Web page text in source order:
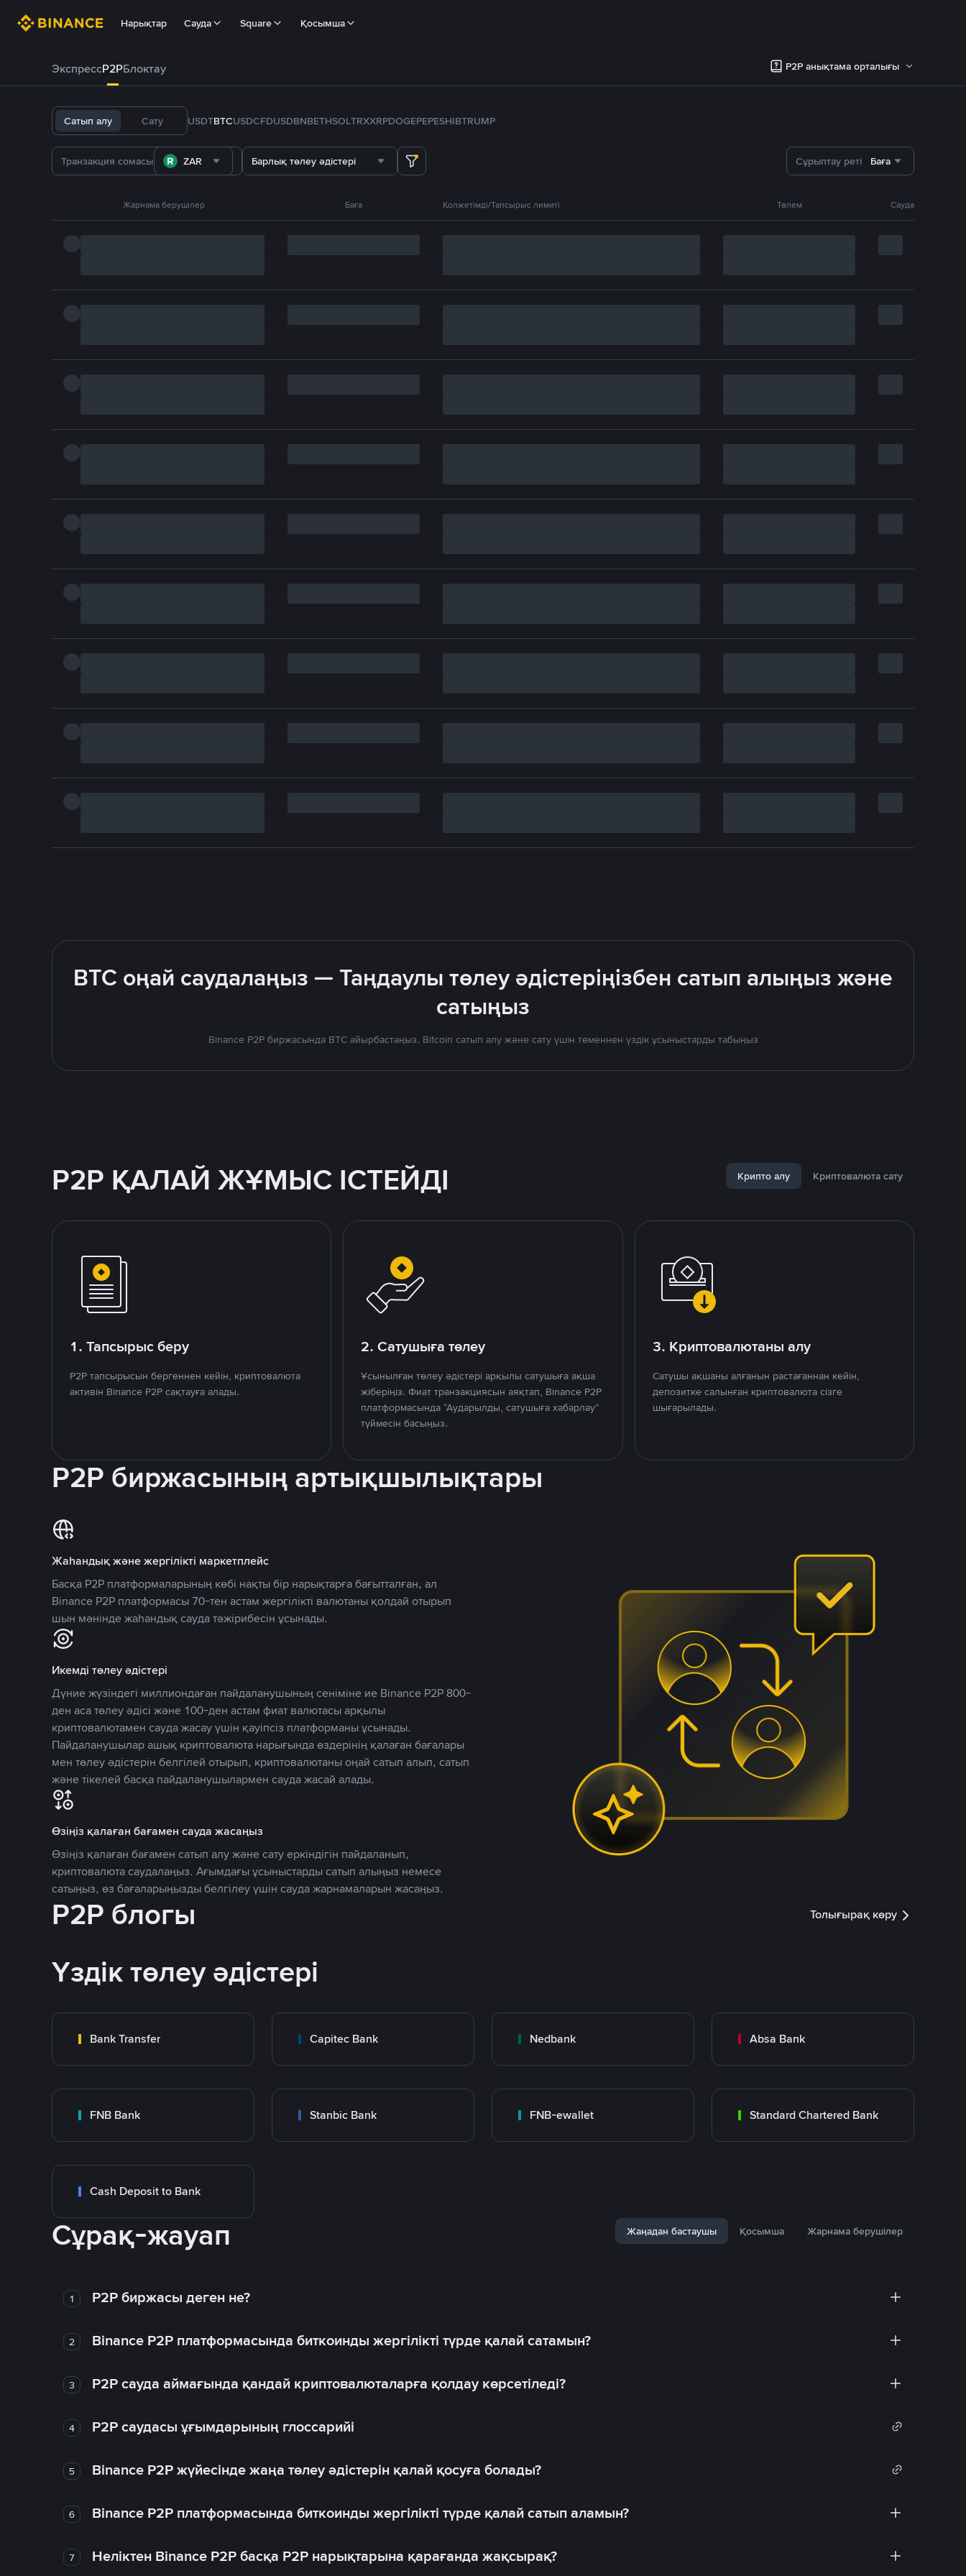
Нарықтар Сауда Square Қосымша
ЭкспрессP2PБлоктау P2P анықтама орталығы
Сатып алу Сату USDTBTCUSDCFDUSDBNBETHSOLTRXXRPDOGEPEPESHIBTRUMP
ZAR Барлық төлеу әдістері Сұрыптау реті Баға
Жарнама берушілер Баға Қолжетімді/Тапсырыс лимиті Төлем Сауда
BTC оңай саудалаңыз — Таңдаулы төлеу әдістеріңізбен сатып алыңыз және
сатыңыз
Binance P2P биржасында BTC айырбастаңыз. Bitcoin сатып алу және сату үшін төменнен үздік ұсыныстарды табыңыз
P2P ҚАЛАЙ ЖҰМЫС ІСТЕЙДІ Крипто алу Криптовалюта сату
1. Тапсырыс беру
P2P тапсырысын бергеннен кейін, криптовалюта
активін Binance P2P сақтауға алады.
2. Сатушыға төлеу
Ұсынылған төлеу әдістері арқылы сатушыға ақша
жіберіңіз. Фиат транзакциясын аяқтап, Binance P2P
платформасында “Аударылды, сатушыға хабарлау”
түймесін басыңыз.
3. Криптовалютаны алу
Сатушы ақшаны алғанын растағаннан кейін,
депозитке салынған криптовалюта сізге
шығарылады.
P2P биржасының артықшылықтары
Жаһандық және жергілікті маркетплейс
Басқа P2P платформаларының көбі нақты бір нарықтарға бағытталған, ал
Binance P2P платформасы 70-тен астам жергілікті валютаны қолдай отырып
шын мәнінде жаһандық сауда тәжірибесін ұсынады.
Икемді төлеу әдістері
Дүние жүзіндегі миллиондаған пайдаланушының сеніміне ие Binance P2P 800-
ден аса төлеу әдісі және 100-ден астам фиат валютасы арқылы
криптовалютамен сауда жасау үшін қауіпсіз платформаны ұсынады.
Пайдаланушылар ашық криптовалюта нарығында өздерінің қалаған бағалары
мен төлеу әдістерін белгілей отырып, криптовалютаны оңай сатып алып, сатып
және тікелей басқа пайдаланушылармен сауда жасай алады.
Өзіңіз қалаған бағамен сауда жасаңыз
Өзіңіз қалаған бағамен сатып алу және сату еркіндігін пайдаланып,
криптовалюта саудалаңыз. Ағымдағы ұсыныстарды сатып алыңыз немесе
сатыңыз, өз бағаларыңызды белгілеу үшін сауда жарнамаларын жасаңыз.
P2P блогы Толығырақ көру
Үздік төлеу әдістері
Bank Transfer Capitec Bank Nedbank Absa Bank
FNB Bank Stanbic Bank FNB-ewallet Standard Chartered Bank
Cash Deposit to Bank
Сұрақ-жауап Жаңадан бастаушы Қосымша Жарнама берушілер
1 P2P биржасы деген не?
2 Binance P2P платформасында биткоинды жергілікті түрде қалай сатамын?
3 P2P сауда аймағында қандай криптовалюталарға қолдау көрсетіледі?
4 P2P саудасы ұғымдарының глоссарийі
5 Binance P2P жүйесінде жаңа төлеу әдістерін қалай қосуға болады?
6 Binance P2P платформасында биткоинды жергілікті түрде қалай сатып аламын?
7 Неліктен Binance P2P басқа P2P нарықтарына қарағанда жақсырақ?